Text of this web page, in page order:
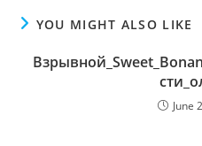
YOU MIGHT ALSO LIKE
June